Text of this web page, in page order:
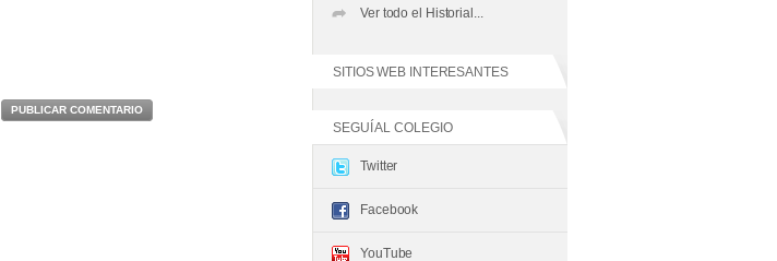
PUBLICAR COMENTARIO
Ver todo el Historial...
SITIOS WEB INTERESANTES
SEGUÍ AL COLEGIO
Twitter
Facebook
YouTube